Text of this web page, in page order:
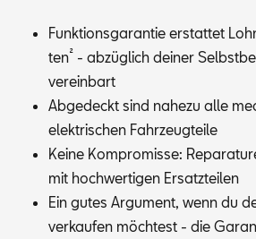
Funk­ti­ons­ga­ran­tie er­stat­tet
ten² - ab­züg­lich dei­ner
ver­ein­bart
Ab­ge­deckt sind na­he­zu alle
elek­tri­schen Fahr­zeug­tei­le
Kei­ne Kom­pro­mis­se:
mit hoch­wer­ti­gen Er­satz­tei­len
Ein gu­tes Ar­gu­ment, wenn du
ver­kau­fen möch­test - die